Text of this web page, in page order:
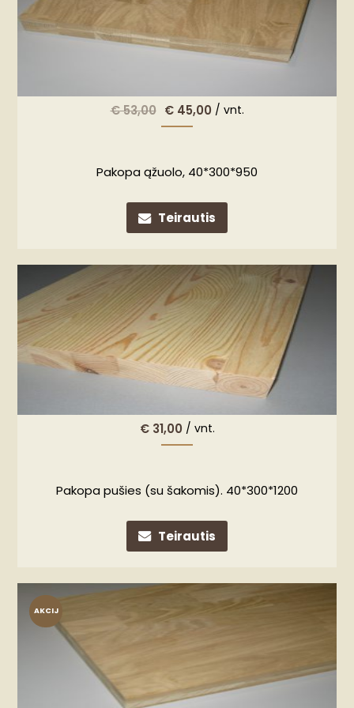
€53,00 €45,00 / vnt.
Pakopa ąžuolo, 40*300*950
Teirautis
€31,00 / vnt.
Pakopa pušies (su šakomis). 40*300*1200
Teirautis
AKCIJ